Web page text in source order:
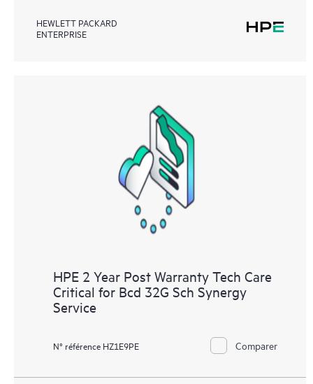
HEWLETT PACKARD
ENTERPRISE
HPE 2 Year Post Warranty Tech Care
Critical for Bcd 32G Sch Synergy
Service
N° référence HZ1E9PE Comparer